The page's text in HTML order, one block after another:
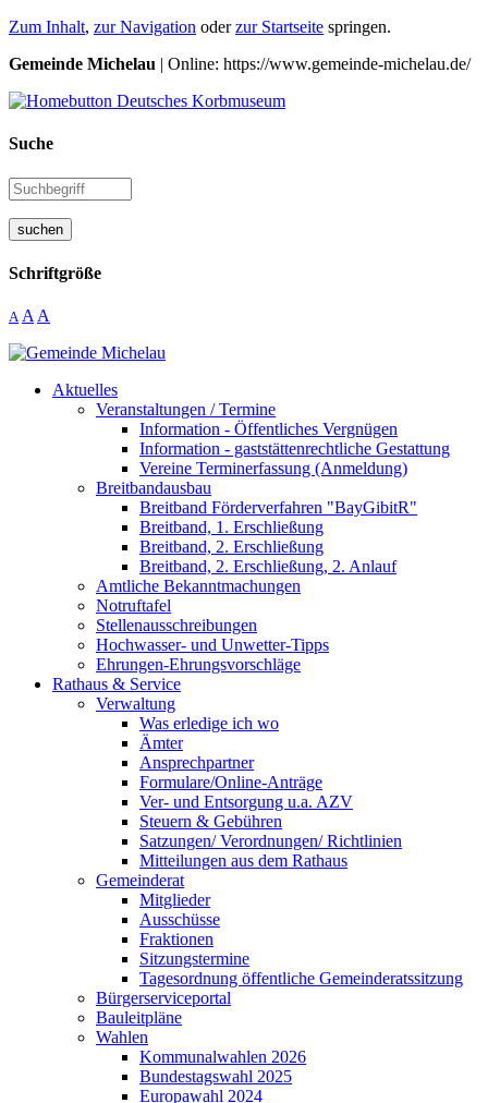
Zum Inhalt, zur Navigation oderzur Startseite springen.
Gemeinde Michelau | Online: https://www.gemeinde-michelau.de/
Suche
suchen
Schriftgröße
A A A
Aktuelles
Veranstaltungen / Termine
Information - Öffentliches Vergnügen
Information - gaststättenrechtliche Gestattung
Vereine Terminerfassung (Anmeldung)
Breitbandausbau
Breitband Förderverfahren "BayGibitR"
Breitband, 1. Erschließung
Breitband, 2. Erschließung
Breitband, 2. Erschließung, 2. Anlauf
Amtliche Bekanntmachungen
Notruftafel
Stellenausschreibungen
Hochwasser- und Unwetter-Tipps
Ehrungen-Ehrungsvorschläge
Rathaus & Service
Verwaltung
Was erledige ich wo
Ämter
Ansprechpartner
Formulare/Online-Anträge
Ver- und Entsorgung u.a. AZV
Steuern & Gebühren
Satzungen/ Verordnungen/ Richtlinien
Mitteilungen aus dem Rathaus
Gemeinderat
Mitglieder
Ausschüsse
Fraktionen
Sitzungstermine
Tagesordnung öffentliche Gemeinderatssitzung
Bürgerserviceportal
Bauleitpläne
Wahlen
Kommunalwahlen 2026
Bundestagswahl 2025
Europawahl 2024